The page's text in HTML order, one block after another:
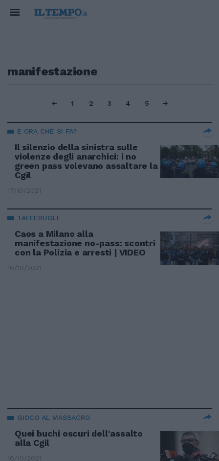
manifestazione
1 2 3 4 5
E ORA CHE SI FA?
Il silenzio della sinistra sulle
violenze degli anarchici: i no
green pass volevano assaltare la
Cgil
17/10/2021
TAFFERUGLI
Caos a Milano alla
manifestazione no-pass: scontri
con la Polizia e arresti | VIDEO
16/10/2021
GIOCO AL MASSACRO
Quei buchi oscuri dell'assalto
alla Cgil
16/10/2021